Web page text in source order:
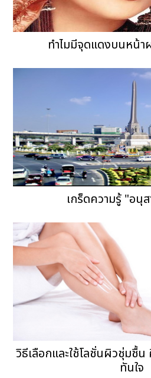
ทำไมมีจุดแดงบนหน้า
เกร็ดความรู้ "อนุ
วิธีเลือกและใช้โลชั่นผิวชุ่มชื้
ทันใจ